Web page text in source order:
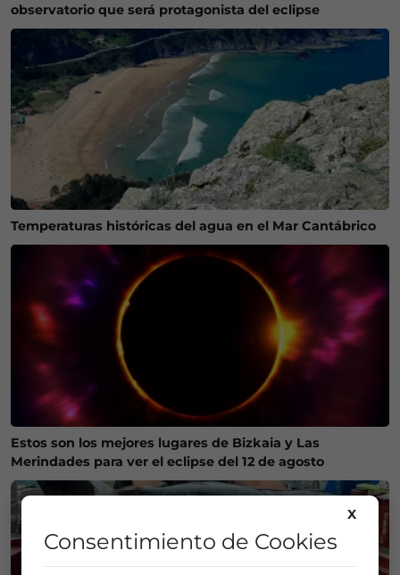
observatorio que será protagonista del eclipse
Temperaturas históricas del agua en el Mar Cantábrico
Estos son los mejores lugares de Bizkaia y Las
Merindades para ver el eclipse del 12 de agosto
X
Consentimiento de Cookies